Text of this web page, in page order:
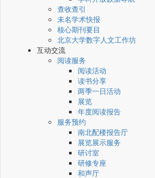
查收查引
未名学术快报
核心期刊要目
北京大学数字人文工作坊
互动交流
阅读服务
阅读活动
读书分享
两季一日活动
展览
年度阅读报告
服务预约
南北配楼报告厅
展览展示服务
研讨室
研修专座
和声厅